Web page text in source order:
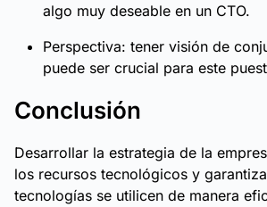
algo muy deseable en un CTO.
Perspectiva: tener visión de
puede ser crucial para este
Conclusión
Desarrollar la estrategia de la
los recursos tecnológicos y
tecnologías se utilicen de manera